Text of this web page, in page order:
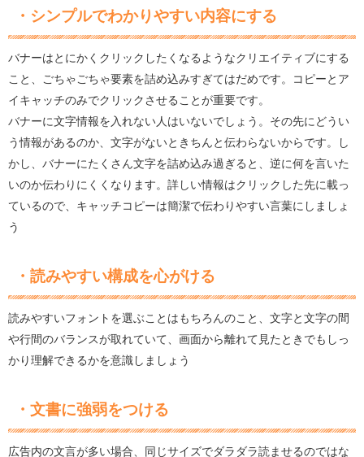
・シンプルでわかりやすい内容にする
バナーはとにかくクリックしたくなるようなクリエイティブにする
こと、ごちゃごちゃ要素を詰め込みすぎてはだめです。コピーとア
イキャッチのみでクリックさせることが重要です。
バナーに文字情報を入れない人はいないでしょう。その先にどうい
う情報があるのか、文字がないときちんと伝わらないからです。し
かし、バナーにたくさん文字を詰め込み過ぎると、逆に何を言いた
いのか伝わりにくくなります。詳しい情報はクリックした先に載っ
ているので、キャッチコピーは簡潔で伝わりやすい言葉にしましょ
う
・読みやすい構成を心がける
読みやすいフォントを選ぶことはもちろんのこと、文字と文字の間
や行間のバランスが取れていて、画面から離れて見たときでもしっ
かり理解できるかを意識しましょう
・文書に強弱をつける
広告内の文言が多い場合、同じサイズでダラダラ読ませるのではな